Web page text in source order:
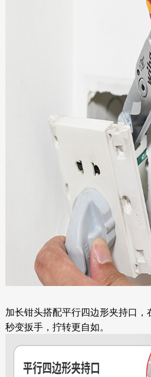
加长钳头搭配平行四边形夹持口
秒变扳手，拧转更自如。